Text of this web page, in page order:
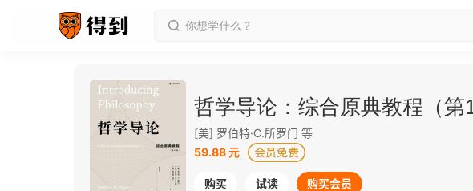
哲学导论：综合原典教程（第
[美] 罗伯特·C.所罗门 等
59.88 元
购买 试读 购买会员